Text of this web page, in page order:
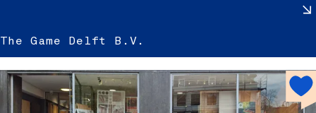
c
The Game Delft B.V.
a
h